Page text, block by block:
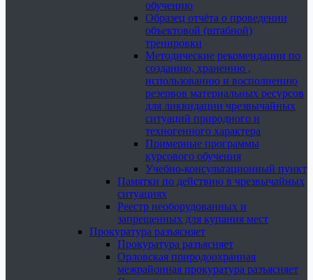
обучению
Образец отчёта о проведении
объектовой (штабной)
тренировки
Методические рекомендации по
созданию, хранению ,
использованию и восполнению
резервов материальных ресурсов
для ликвидации чрезвычайных
ситуаций природного и
техногенного характера
Примерные программы
курсового обучения
Учебно-консультационный пункт
Памятки по действию в чрезвычайных
ситуациях
Реестр необорудованных и
запрещенных для купания мест
Прокуратура разъясняет
Прокуратура разъясняет
Орловская природоохранная
межрайонная прокуратура разъясняет